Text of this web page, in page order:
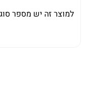
למוצר זה יש מספר